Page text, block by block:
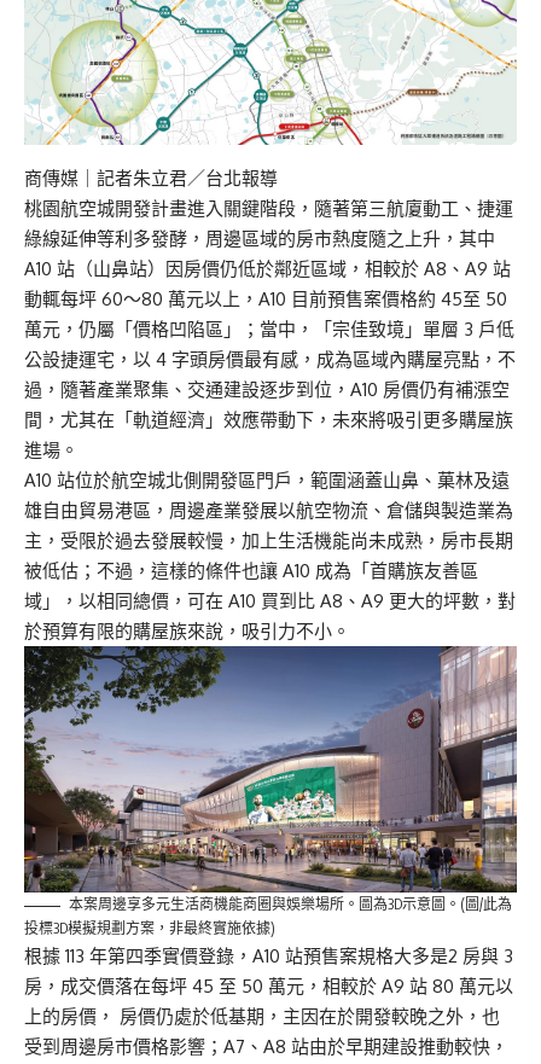
商傳媒 ｜記者朱立君／台北報導
桃園航空城開發計畫進入關鍵階段，隨著第三航廈動工、捷運
綠線延伸等利多發酵，周邊區域的房市熱度隨之上升，其中
A10 站（山鼻站）因房價仍低於鄰近區域，相較於 A8、A9 站
動輒每坪 60～80 萬元以上，A10 目前預售案價格約 45至 50
萬元，仍屬「價格凹陷區」；當中，「宗佳致境」單層 3 戶低
公設捷運宅，以 4 字頭房價最有感，成為區域內購屋亮點，不
過，隨著產業聚集、交通建設逐步到位，A10 房價仍有補漲空
間，尤其在「軌道經濟」效應帶動下，未來將吸引更多購屋族
進場。
A10 站位於航空城北側開發區門戶，範圍涵蓋山鼻、菓林及遠
雄自由貿易港區，周邊產業發展以航空物流、倉儲與製造業為
主，受限於過去發展較慢，加上生活機能尚未成熟，房市長期
被低估；不過，這樣的條件也讓 A10 成為「首購族友善區
域」，以相同總價，可在 A10 買到比 A8、A9 更大的坪數，對
於預算有限的購屋族來說，吸引力不小。
本案周邊享多元生活商機能商圈與娛樂場所。圖為3D示意圖。(圖/此為
投標3D模擬規劃方案，非最終實施依據)
根據 113 年第四季實價登錄，A10 站預售案規格大多是2 房與 3
房，成交價落在每坪 45 至 50 萬元，相較於 A9 站 80 萬元以
上的房價， 房價仍處於低基期，主因在於開發較晚之外，也
受到周邊房市價格影響；A7、A8 站由於早期建設推動較快，